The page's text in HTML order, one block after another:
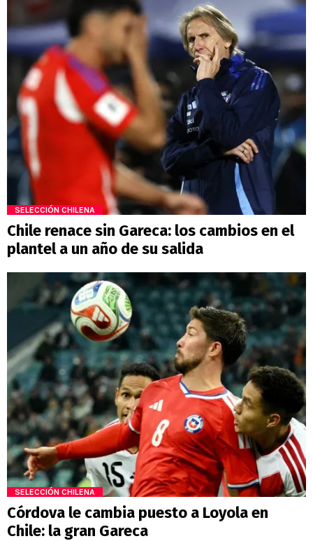
SELECCIÓN CHILENA
Chile renace sin Gareca: los cambios en el
plantel a un año de su salida
SELECCIÓN CHILENA
Córdova le cambia puesto a Loyola en
Chile: la gran Gareca